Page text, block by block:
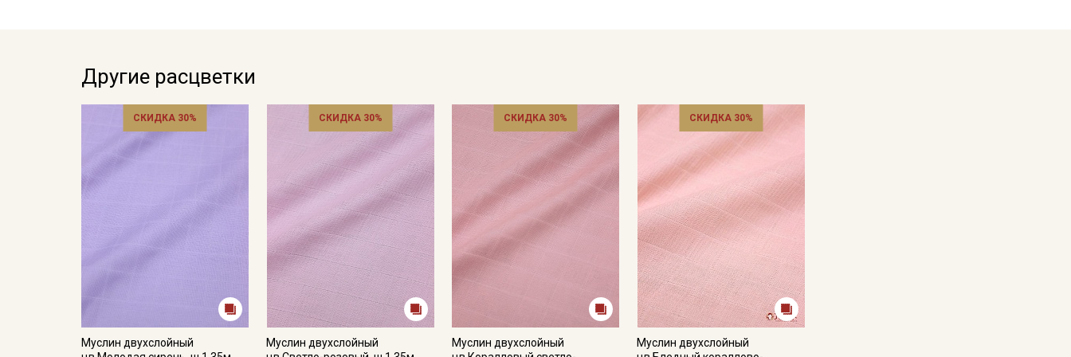
Другие расцветки
СКИДКА 30%
Муслин двухслойный
СКИДКА 30%
Муслин двухслойный
СКИДКА 30%
Муслин двухслойный
СКИДКА 30%
Муслин двухслойный